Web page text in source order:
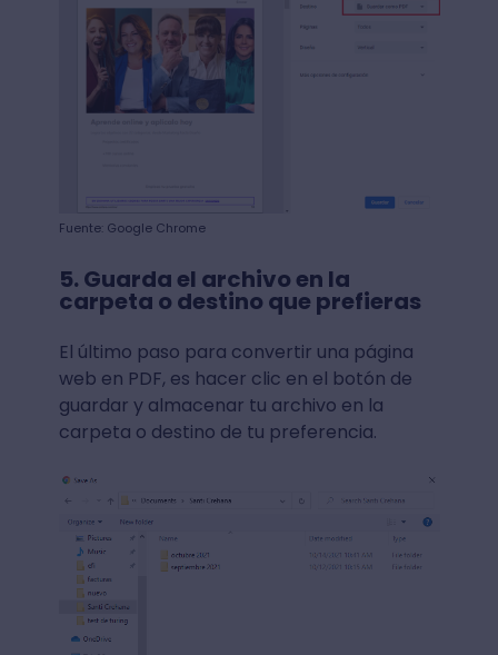
Fuente: Google Chrome
5. Guarda el archivo en la
carpeta o destino que prefieras
El último paso para convertir una página
web en PDF, es hacer clic en el botón de
guardar y almacenar tu archivo en la
carpeta o destino de tu preferencia.